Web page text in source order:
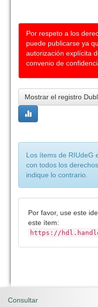
Por respeto a los
puede publicarse ya
autorización explícita
convenio de
Mostrar el registro
Los ítems de RIUdeG
con todos los
indique lo contrario.
Por favor, use este
este ítem:
https://
Consultar